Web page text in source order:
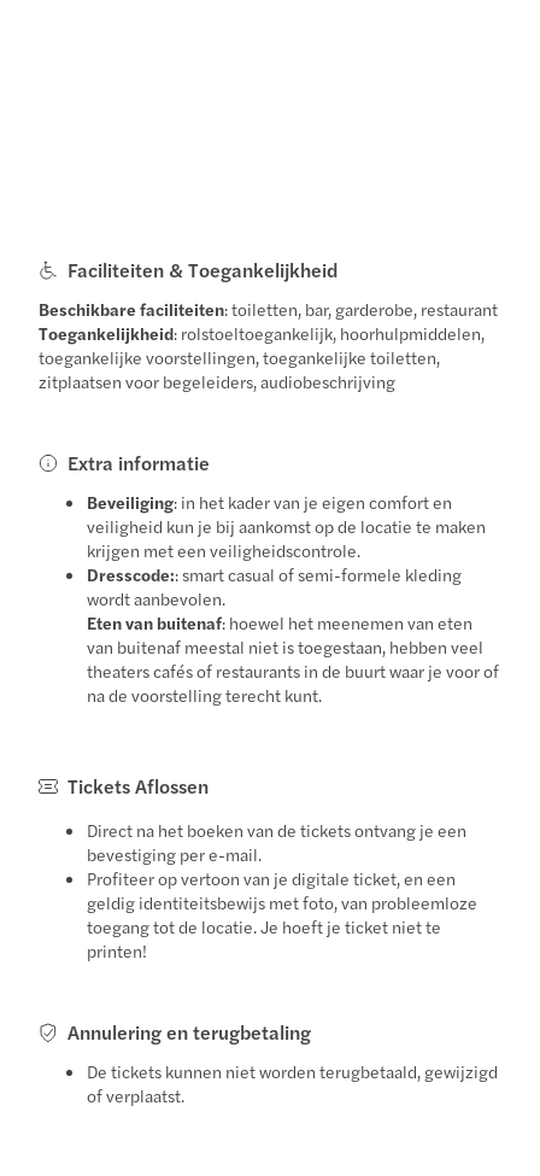
Faciliteiten & Toegankelijkheid
Beschikbare faciliteiten: toiletten, bar, garderobe, restaurant
Toegankelijkheid: rolstoeltoegankelijk, hoorhulpmiddelen,
toegankelijke voorstellingen, toegankelijke toiletten,
zitplaatsen voor begeleiders, audiobeschrijving
Extra informatie
Beveiliging: in het kader van je eigen comfort en
veiligheid kun je bij aankomst op de locatie te maken
krijgen met een veiligheidscontrole.
Dresscode:: smart casual of semi-formele kleding
wordt aanbevolen.
Eten van buitenaf: hoewel het meenemen van eten
van buitenaf meestal niet is toegestaan, hebben veel
theaters cafés of restaurants in de buurt waar je voor of
na de voorstelling terecht kunt.
Tickets Aflossen
Direct na het boeken van de tickets ontvang je een
bevestiging per e-mail.
Profiteer op vertoon van je digitale ticket, en een
geldig identiteitsbewijs met foto, van probleemloze
toegang tot de locatie. Je hoeft je ticket niet te
printen!
Annulering en terugbetaling
De tickets kunnen niet worden terugbetaald, gewijzigd
of verplaatst.